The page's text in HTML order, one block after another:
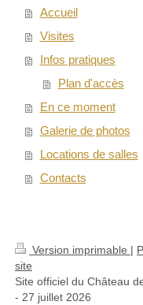
Accueil
Visites
Infos pratiques
Plan d'accès
En ce moment
Galerie de photos
Locations de salles
Contacts
Version imprimable |
site
Site officiel du Château
- 27 juillet 2026